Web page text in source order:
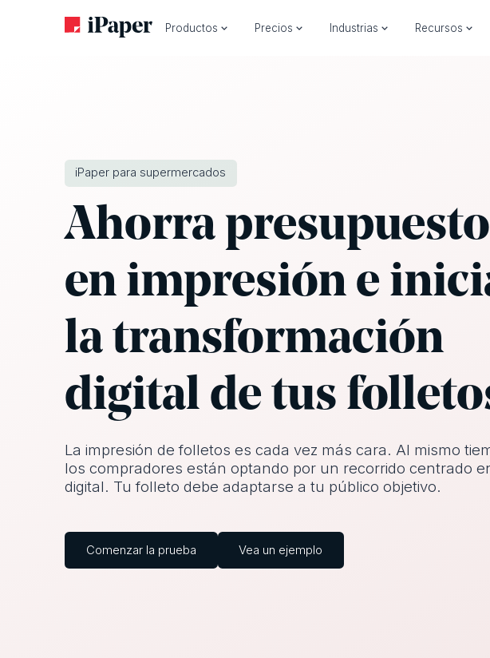
Productos Precios Industrias Recursos
iPaper para supermercados
Ahorra presupuesto
en impresión e
la transformación
digital de tus
La impresión de folletos es cada vez más cara. Al mismo
los compradores están optando por un recorrido centrado
digital. Tu folleto debe adaptarse a tu público objetivo.
Comenzar la prueba Vea un ejemplo